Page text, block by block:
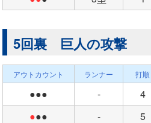
5回裏 巨人の攻撃
アウトカウント ランナー 打順
●●● - 4
●●● - 5